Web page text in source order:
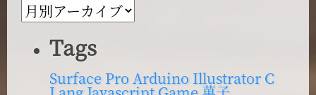
ロ
内 Tags
Surface Pro Arduino Illustrator C